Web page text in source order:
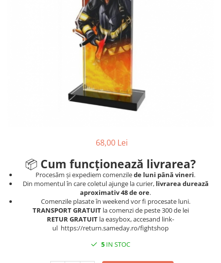
68,00 Lei
📦 Cum funcționează livrarea?
Procesăm și expediem comenzilede luni până vineri.
Din momentul în care coletul ajunge la curier, livrarea durează
aproximativ 48 de ore.
Comenzile plasate în weekend vor fi procesate luni.
TRANSPORT GRATUITla comenzi de peste 300 de lei
RETUR GRATUIT la easybox, accesand link-
ul https://return.sameday.ro/fightshop
5 IN STOC